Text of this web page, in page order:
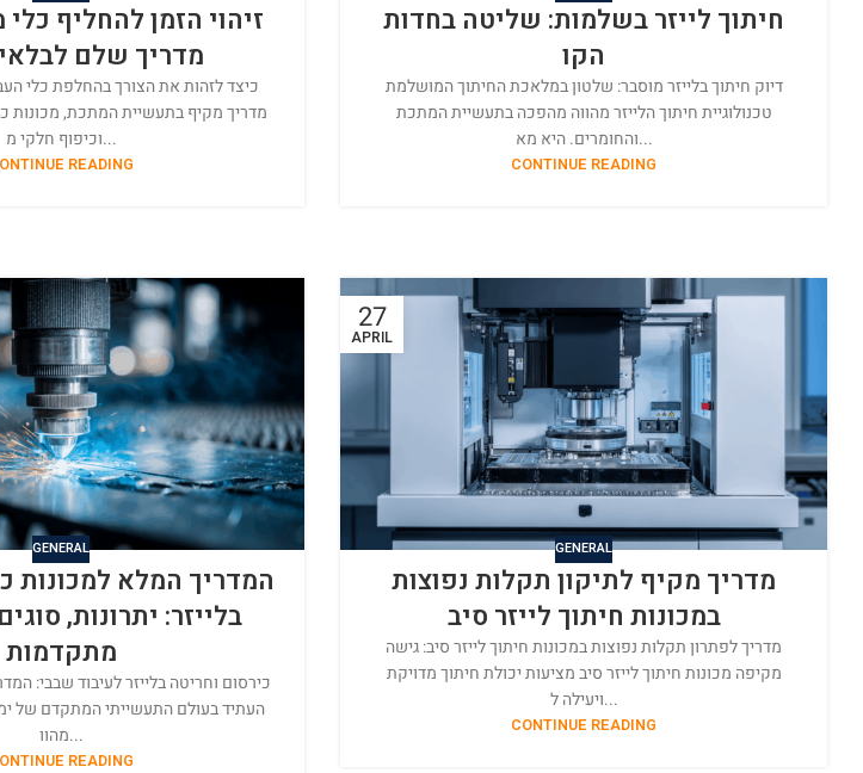
זיהוי הזמן להחליף
מדריך שלם
כיצד לזהות את הצורך בהחלפת כלי
מדריך מקיף בתעשיית המתכת, מכונות
וכיפוף חלקי מ...
READING
חיתוך לייזר בשלמות: שליטה בחדות
הקו
דיוק חיתוך בלייזר מוסבר: שלטון במלאכת החיתוך המושלמת
טכנולוגיית חיתוך הלייזר מהווה מהפכה בתעשיית המתכת
והחומרים. היא מא...
CONTINUE READING
GENERAL
המדריך המלא למכונות
בלייזר: יתרונות,
מתקדמות
כירסום וחריטה בלייזר לעיבוד שבבי:
העתיד בעולם התעשייתי המתקדם של
מהוו...
READING
27
APRIL
GENERAL
מדריך מקיף לתיקון תקלות נפוצות
במכונות חיתוך לייזר סיב
מדריך לפתרון תקלות נפוצות במכונות חיתוך לייזר סיב: גישה
מקיפה מכונות חיתוך לייזר סיב מציעות יכולת חיתוך מדויקת
ויעילה ל...
CONTINUE READING